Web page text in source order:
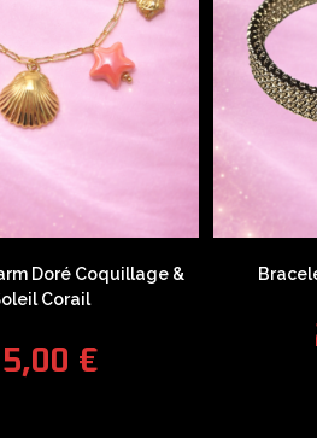
Doré Coquillage &
Corail
€